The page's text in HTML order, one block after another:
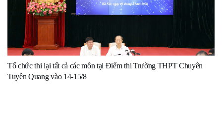
Tổ chức thi lại tất cả các môn tại Điểm thi Trường THPT Chuyên
Tuyên Quang vào 14-15/8